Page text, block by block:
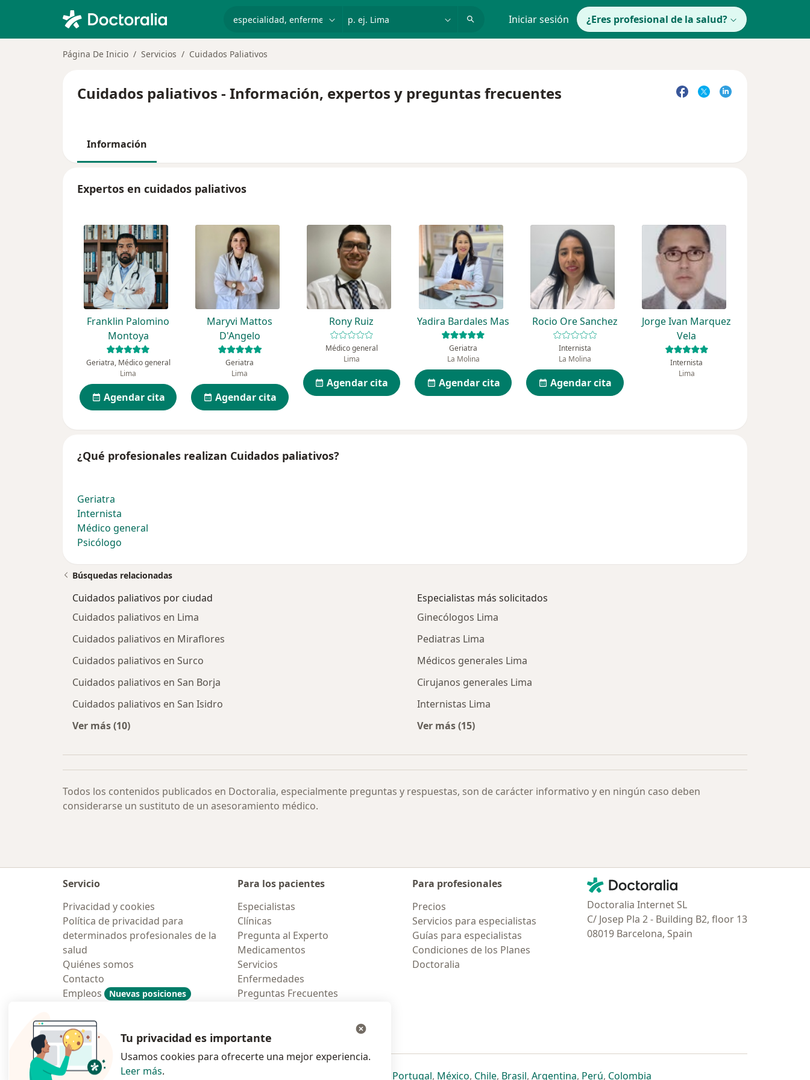
Iniciar sesión ¿Eres profesional de la salud?
Página De Inicio Servicios Cuidados Paliativos
Cuidados paliativos - Información, expertos y preguntas frecuentes
Información
Expertos en cuidados paliativos
Franklin Palomino
Montoya
Geriatra, Médico general
Lima
Agendar cita
Maryvi Mattos
D'Angelo
Geriatra
Lima
Agendar cita
Rony Ruiz
Médico general
Lima
Agendar cita
Yadira Bardales Mas
Geriatra
La Molina
Agendar cita
Rocio Ore Sanchez
Internista
La Molina
Agendar cita
Jorge Ivan Marquez
Vela
Internista
Lima
¿Qué profesionales realizan Cuidados paliativos?
Geriatra
Internista
Médico general
Psicólogo
Búsquedas relacionadas
Cuidados paliativos por ciudad
Cuidados paliativos en Lima
Cuidados paliativos en Miraflores
Cuidados paliativos en Surco
Cuidados paliativos en San Borja
Cuidados paliativos en San Isidro
Ver más (10)
Especialistas más solicitados
Ginecólogos Lima
Pediatras Lima
Médicos generales Lima
Cirujanos generales Lima
Internistas Lima
Ver más (15)
Todos los contenidos publicados en Doctoralia, especialmente preguntas y respuestas, son de carácter informativo y en ningún caso deben
considerarse un sustituto de un asesoramiento médico.
Servicio
Privacidad y cookies
Política de privacidad para
determinados profesionales de la
salud
Quiénes somos
Contacto
Empleos
Nuevas posiciones
Contratación
Para los pacientes
Especialistas
Clínicas
Pregunta al Experto
Medicamentos
Servicios
Enfermedades
Preguntas Frecuentes
Para profesionales
Precios
Servicios para especialistas
Guías para especialistas
Condiciones de los Planes
Doctoralia
Contacto
Doctoralia - Página de inicio
Doctoralia Internet SL
C/ Josep Pla 2 - Building B2, floor 13
08019 Barcelona, Spain
Polska se abre en una nueva pestaña
se abre en una nueva pestaña
se abre en una nueva pestaña
se abre en una nueva pestaña
Portugalse abre en una nueva pestaña
, Méxicose abre en una nueva pestaña
, Chilese abre en una nueva pestaña
, Brasilse abre en una nueva pestaña
, Argentinase abre en una nueva pestaña
, Perúse abre en una nueva pestaña
, Colombiase abre en una nueva pestaña
Tu privacidad es importante
Usamos cookies para ofrecerte una mejor experiencia.
Leer más.